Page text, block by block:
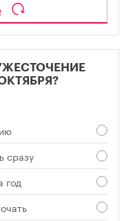
сразу
год